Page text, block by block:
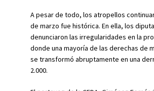
A pesar de todo, los atropellos
de marzo fue histórica. En ella, los
denunciaron las irregularidades en la
donde una mayoría de las derechas de
se transformó abruptamente en una
2.000.